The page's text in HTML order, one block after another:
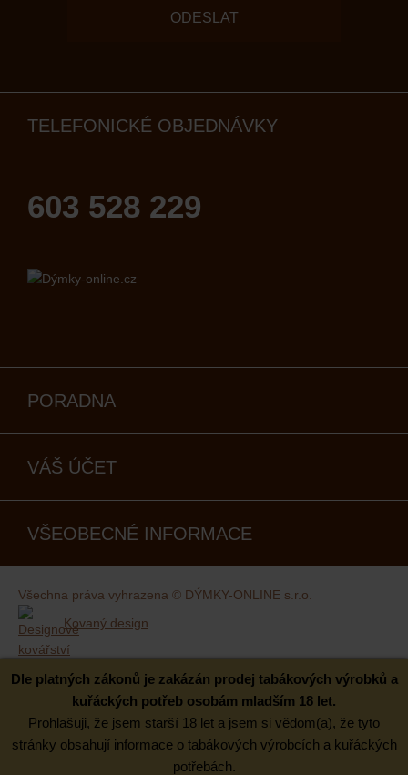
ODESLAT
TELEFONICKÉ OBJEDNÁVKY
603 528 229
PORADNA
VÁŠ ÚČET
VŠEOBECNÉ INFORMACE
Všechna práva vyhrazena © DÝMKY-ONLINE s.r.o.
Kovaný design
Dle platných zákonů je zakázán prodej tabákových výrobků a
kuřáckých potřeb osobám mladším 18 let.
Prohlašuji, že jsem starší 18 let a jsem si vědom(a), že tyto
stránky obsahují informace o tabákových výrobcích a kuřáckých
potřebách.